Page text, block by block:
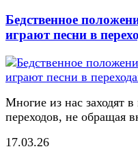
Бедственное
играют песни в
Многие из нас заходят
переходов, не обращая
17.03.26